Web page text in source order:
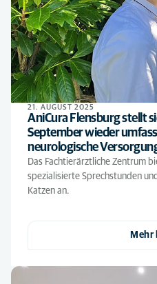
21. AUGUST 2025
AniCura Flensburg stellt
September wieder
neurologische
Das Fachtierärztliche Zentrum
spezialisierte Sprechstunden
Katzen an.
Mehr